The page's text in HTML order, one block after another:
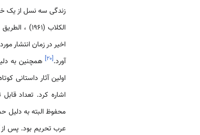
زندگی سه نسل از یک
اخیر در زمان انتشار
آورد.[۲۰] همچنین به
اشاره کرد. تعداد
محفوظ البته به دلیل